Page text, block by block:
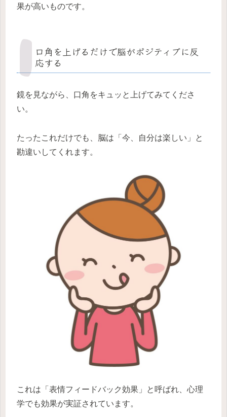
果が高いものです。
口角を上げるだけで脳がポジティブに反
応する
鏡を見ながら、口角をキュッと上げてみてくださ
い。
たったこれだけでも、脳は「今、自分は楽しい」と
勘違いしてくれます。
これは「表情フィードバック効果」と呼ばれ、心理
学でも効果が実証されています。